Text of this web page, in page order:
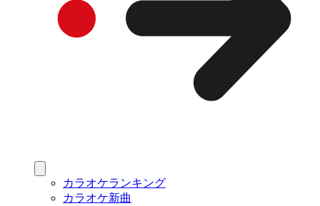
カラオケランキング
カラオケ新曲